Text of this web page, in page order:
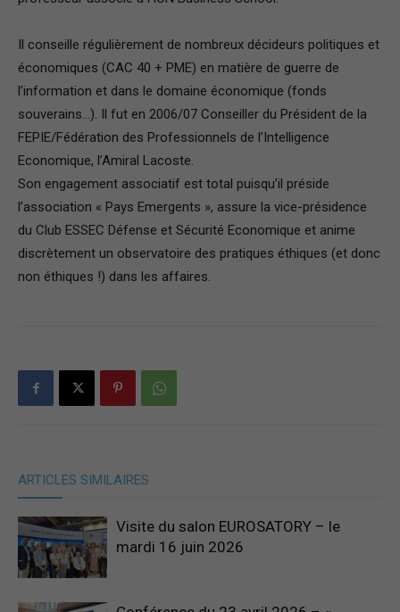
Il conseille régulièrement de nombreux décideurs politiques et
économiques (CAC 40 + PME) en matière de guerre de
l’information et dans le domaine économique (fonds
souverains…). Il fut en 2006/07 Conseiller du Président de la
FEPIE/Fédération des Professionnels de l’Intelligence
Economique, l’Amiral Lacoste.
Son engagement associatif est total puisqu’il préside
l’association « Pays Emergents », assure la vice-présidence
du Club ESSEC Défense et Sécurité Economique et anime
discrètement un observatoire des pratiques éthiques (et donc
non éthiques !) dans les affaires.
ARTICLES SIMILAIRES
Visite du salon EUROSATORY – le
mardi 16 juin 2026